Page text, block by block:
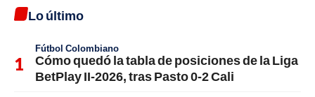
Lo último
Fútbol Colombiano
Cómo quedó la tabla de posiciones de la Liga
BetPlay II-2026, tras Pasto 0-2 Cali